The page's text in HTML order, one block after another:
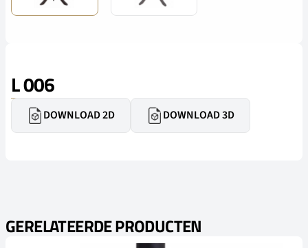
L 006
DOWNLOAD 2D DOWNLOAD 3D
GERELATEERDE PRODUCTEN